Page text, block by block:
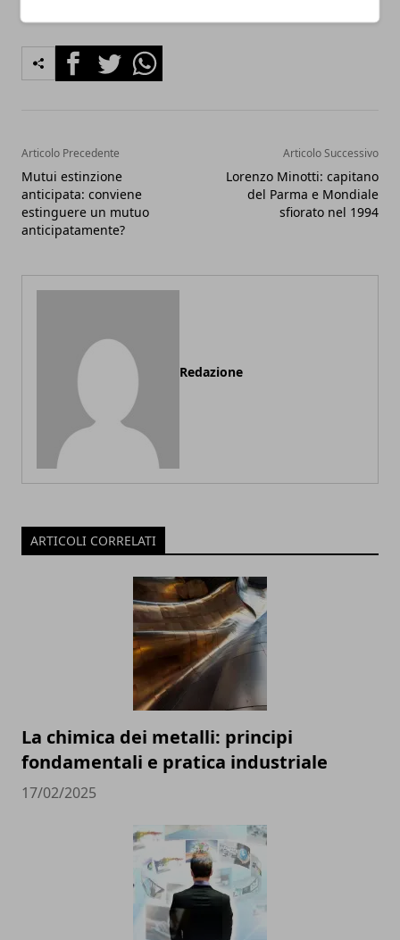
FacebookTwitterWhatsapp
Articolo Precedente
Mutui estinzione
anticipata: conviene
estinguere un mutuo
anticipatamente?
Articolo Successivo
Lorenzo Minotti: capitano
del Parma e Mondiale
sfiorato nel 1994
Redazione
ARTICOLI CORRELATI
La chimica dei metalli: principi
fondamentali e pratica industriale
17/02/2025